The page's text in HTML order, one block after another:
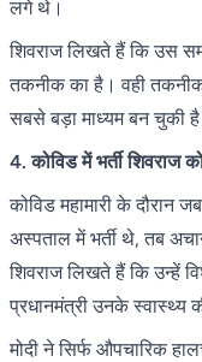
लगे थे।
शिवराज लिखते हैं कि उस
तकनीक का है। वही
सबसे बड़ा माध्यम बन चुकी
4. कोविड में भर्ती शिवराज
कोविड महामारी के दौरान
अस्पताल में भर्ती थे, तब
शिवराज लिखते हैं कि उन्हें
प्रधानमंत्री उनके स्वास्थ्य
मोदी ने सिर्फ औपचारिक